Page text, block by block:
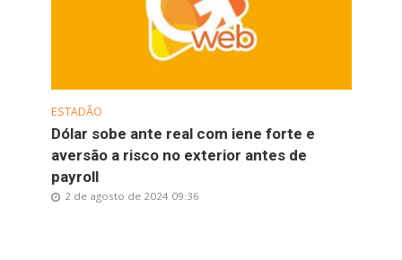
ESTADÃO
Dólar sobe ante real com iene forte e
aversão a risco no exterior antes de
payroll
2 de agosto de 2024 09:36